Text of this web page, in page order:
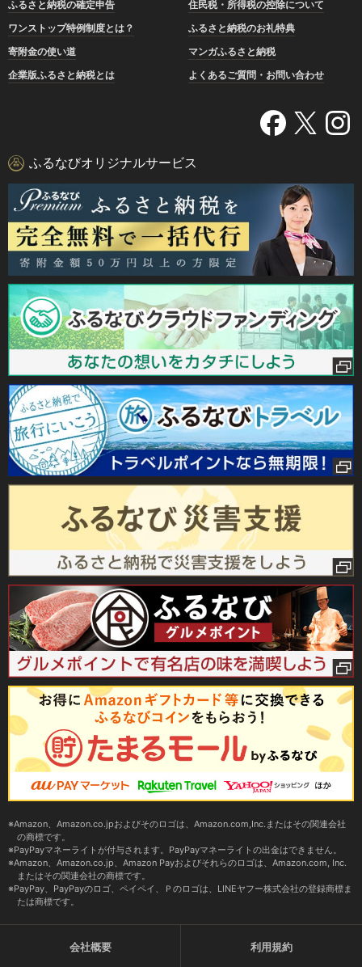
ふるさと納税の確定申告
住民税・所得税の控除について
ワンストップ特例制度とは？
ふるさと納税のお礼特典
寄附金の使い道
マンガふるさと納税
企業版ふるさと納税とは
よくあるご質問・お問い合わせ
ふるなびオリジナルサービス
Amazon、Amazon.co.jpおよびそのロゴは、Amazon.com,Inc.またはその関連会社
の商標です。
PayPayマネーライトが付与されます。PayPayマネーライトの出金はできません。
Amazon、Amazon.co.jp、Amazon Payおよびそれらのロゴは、Amazon.com, Inc.
またはその関連会社の商標です。
PayPay、PayPayのロゴ、ペイペイ、Ｐのロゴは、LINEヤフー株式会社の登録商標ま
たは商標です。
会社概要 利用規約